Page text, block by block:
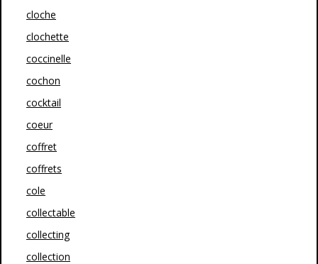
cloche
clochette
coccinelle
cochon
cocktail
coeur
coffret
coffrets
cole
collectable
collecting
collection